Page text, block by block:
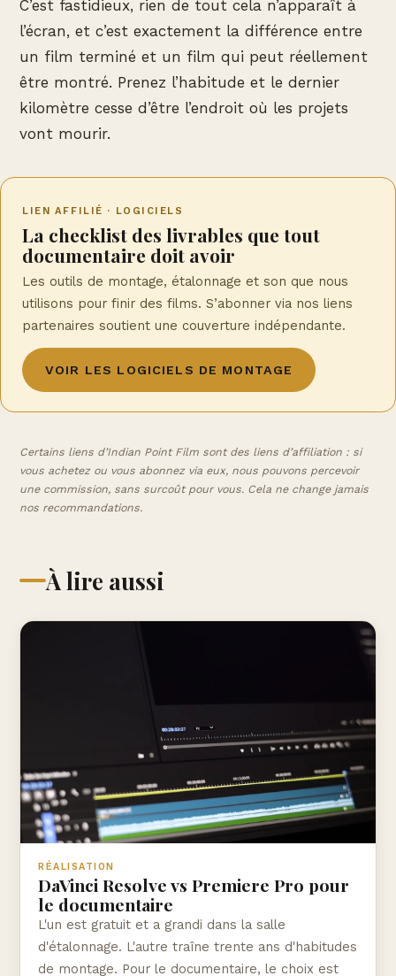
C’est fastidieux, rien de tout cela n’apparaît à
l’écran, et c’est exactement la différence entre
un film terminé et un film qui peut réellement
être montré. Prenez l’habitude et le dernier
kilomètre cesse d’être l’endroit où les projets
vont mourir.
LIEN AFFILIÉ · LOGICIELS
La checklist des livrables que tout
documentaire doit avoir
Les outils de montage, étalonnage et son que nous
utilisons pour finir des films. S’abonner via nos liens
partenaires soutient une couverture indépendante.
VOIR LES LOGICIELS DE MONTAGE
Certains liens d’Indian Point Film sont des liens d’affiliation : si
vous achetez ou vous abonnez via eux, nous pouvons percevoir
une commission, sans surcoût pour vous. Cela ne change jamais
nos recommandations.
À lire aussi
RÉALISATION
DaVinci Resolve vs Premiere Pro pour
le documentaire
L'un est gratuit et a grandi dans la salle
d'étalonnage. L'autre traîne trente ans d'habitudes
de montage. Pour le documentaire, le choix est